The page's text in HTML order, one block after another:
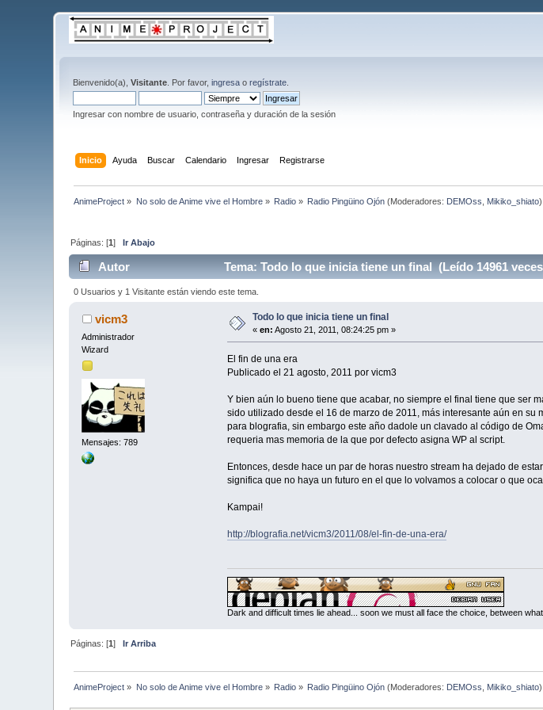
Bienvenido(a),Visitante . Por favor,ingresa oregístrate
Ingresar con nombre de usuario, contraseña y duración de la sesión
Inicio Ayuda Buscar Calendario Ingresar Registrarse
AnimeProject » No solo de Anime vive el Hombre» Radio » Radio Pingüino Ojón (Moderadores: DEMOss Mikiko_shiato
Páginas: [1]Ir Abajo
Autor Tema: Todo lo que inicia tiene un final (Leído 14961
0 Usuarios y 1 Visitante están viendo este tema.
vicm3
Administrador
Wizard
Mensajes: 789
Todo lo que inicia tiene un final
«en: Agosto 21, 2011, 08:24:25 pm »
El fin de una era
Publicado el 21 agosto, 2011 por vicm3
Y bien aún lo bueno tiene que acabar, no siempre el final tiene que ser
sido utilizado desde el 16 de marzo de 2011, más interesante aún en
para blografia, sin embargo este año dadole un clavado al código de
requeria mas memoria de la que por defecto asigna WP al script.
Entonces, desde hace un par de horas nuestro stream ha dejado de
significa que no haya un futuro en el que lo volvamos a colocar o que
Kampai!
http://blografia.net/vicm3/2011/08/el-fin-de-una-era/
Dark and difficult times lie ahead... soon we must all face the choice, between
Páginas: [1]
Ir Arriba
AnimeProject » No solo de Anime vive el Hombre» Radio » Radio Pingüino Ojón (Moderadores: DEMOss Mikiko_shiato